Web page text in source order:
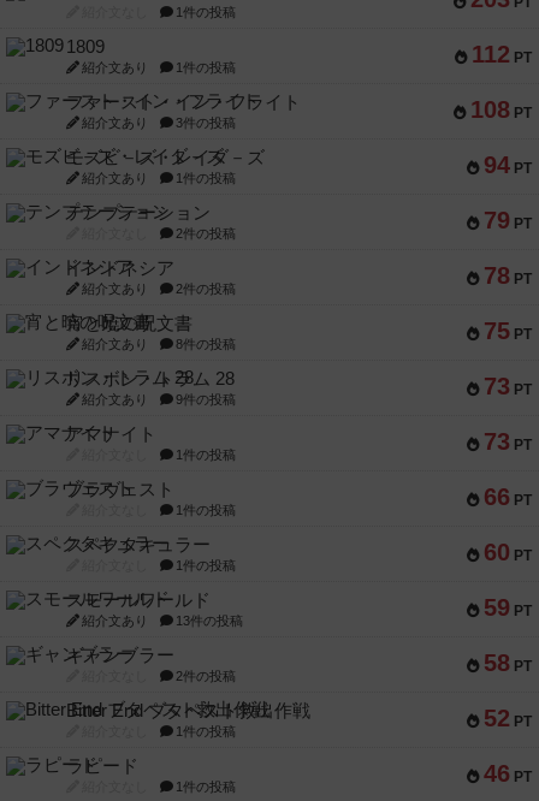
1件の投稿
112 PT
1809
紹介文あり 1件の投稿
108 PT
ファースト・イン・フライト
紹介文あり 3件の投稿
94 PT
モズビ－ズ・レイダ－ズ
紹介文あり 1件の投稿
79 PT
テンプテーション
2件の投稿
78 PT
インドネシア
紹介文あり 2件の投稿
75 PT
宵と暁の呪文書
紹介文あり 8件の投稿
73 PT
リスボン・トラム 28
紹介文あり 9件の投稿
73 PT
アマナイト
1件の投稿
66 PT
ブラヴェスト
1件の投稿
60 PT
スペクタキュラー
1件の投稿
59 PT
スモールワールド
紹介文あり 13件の投稿
58 PT
ギャンブラー
2件の投稿
52 PT
Bitter End ブタペスト救出作戦
1件の投稿
46 PT
ラピード
1件の投稿